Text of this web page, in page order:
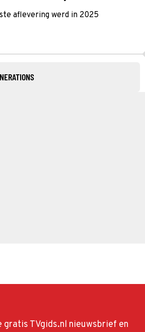
aflevering werd in 2025
gratis TVgids.nl nieuwsbrief en